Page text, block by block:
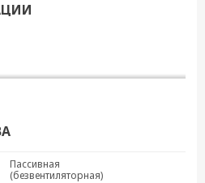
Пассивная
(безвентиляторная)